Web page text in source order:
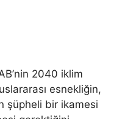
2040 iklim
esnekliğin,
şüpheli bir ikamesi